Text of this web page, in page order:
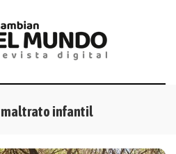
maltrato infantil